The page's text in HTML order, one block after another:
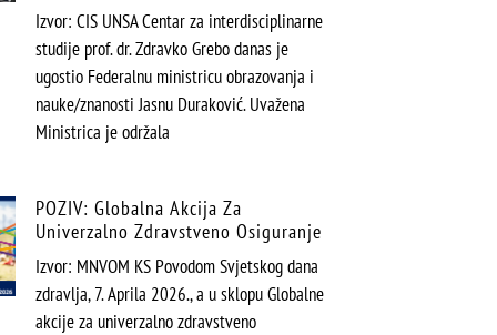
Izvor: CIS UNSA Centar za interdisciplinarne
studije prof. dr. Zdravko Grebo danas je
ugostio Federalnu ministricu obrazovanja i
nauke/znanosti Jasnu Duraković. Uvažena
Ministrica je održala
POZIV: Globalna Akcija Za
Univerzalno Zdravstveno Osiguranje
Izvor: MNVOM KS Povodom Svjetskog dana
zdravlja, 7. Aprila 2026., a u sklopu Globalne
akcije za univerzalno zdravstveno